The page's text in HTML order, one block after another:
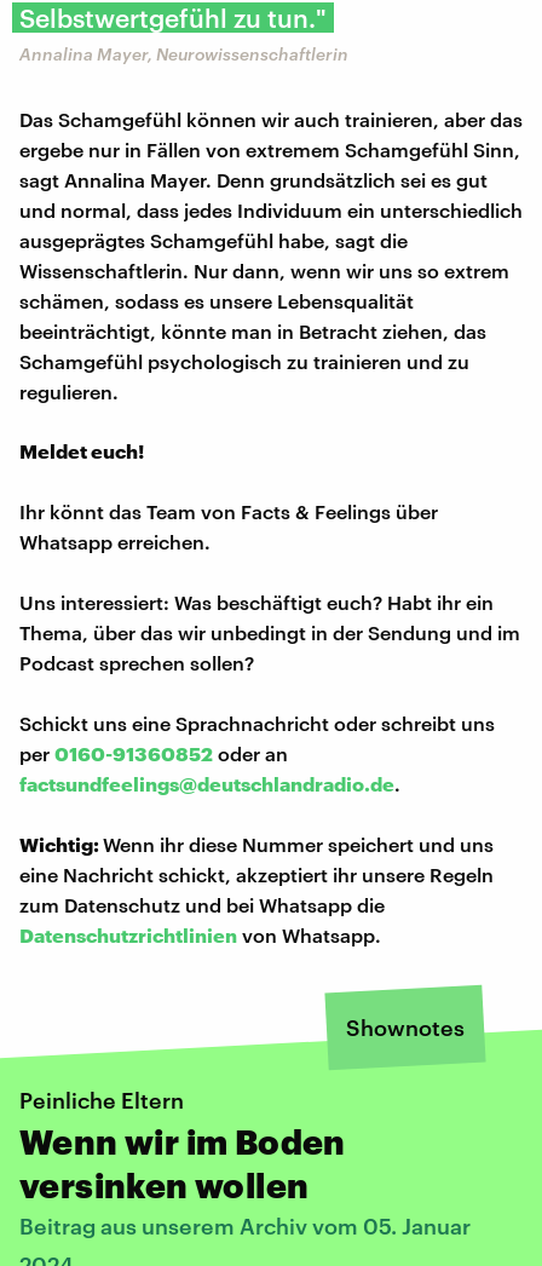
Selbstwertgefühl zu tun."
Annalina Mayer, Neurowissenschaftlerin
Das Schamgefühl können wir auch trainieren, aber das
ergebe nur in Fällen von extremem Schamgefühl Sinn,
sagt Annalina Mayer. Denn grundsätzlich sei es gut
und normal, dass jedes Individuum ein unterschiedlich
ausgeprägtes Schamgefühl habe, sagt die
Wissenschaftlerin. Nur dann, wenn wir uns so extrem
schämen, sodass es unsere Lebensqualität
beeinträchtigt, könnte man in Betracht ziehen, das
Schamgefühl psychologisch zu trainieren und zu
regulieren.
Meldet euch!
Ihr könnt das Team von Facts & Feelings über
Whatsapp erreichen.
Uns interessiert: Was beschäftigt euch? Habt ihr ein
Thema, über das wir unbedingt in der Sendung und im
Podcast sprechen sollen?
Schickt uns eine Sprachnachricht oder schreibt uns
per 0160-91360852 oder an
factsundfeelings@deutschlandradio.de.
Wichtig:Wenn ihr diese Nummer speichert und uns
eine Nachricht schickt, akzeptiert ihr unsere Regeln
zum Datenschutz und bei Whatsapp die
Datenschutzrichtlinien von Whatsapp.
Shownotes
Peinliche Eltern
Wenn wir im Boden
versinken wollen
Beitrag aus unserem Archiv vom 05. Januar